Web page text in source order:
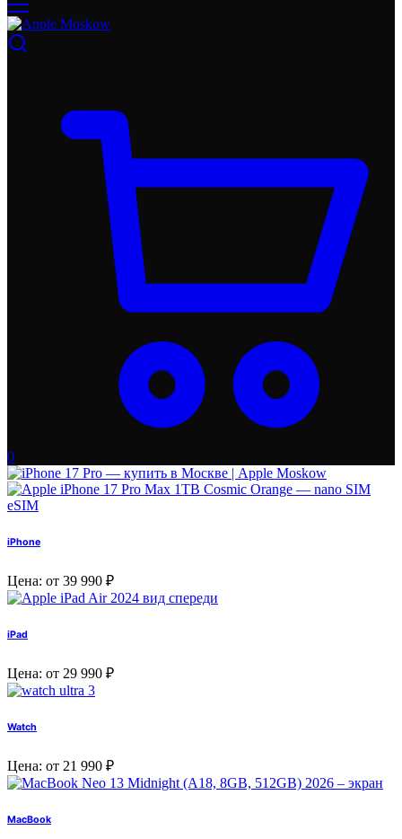
0
iPhone
Цена: от 39 990 ₽
iPad
Цена: от 29 990 ₽
Watch
Цена: от 21 990 ₽
MacBook